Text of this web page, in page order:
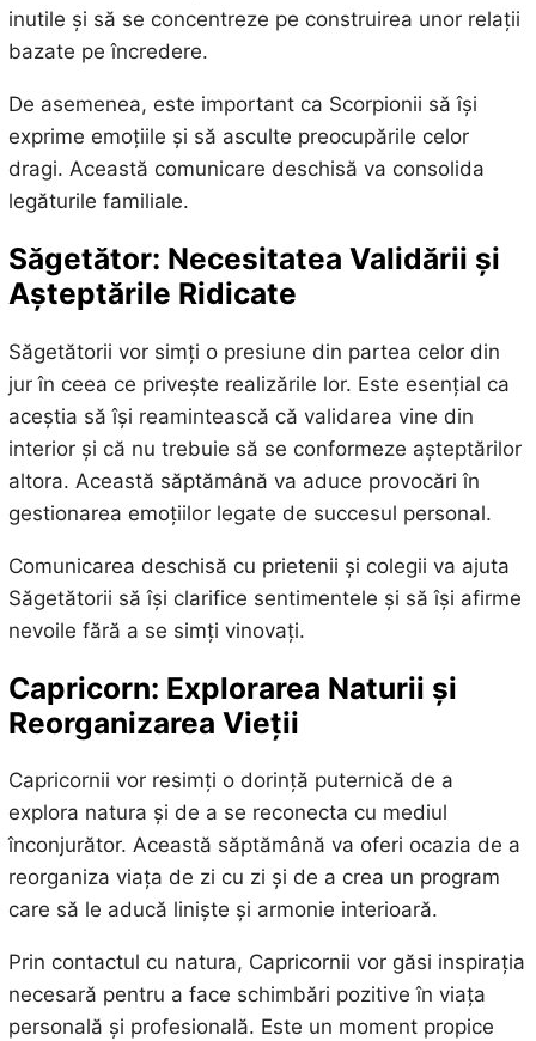
inutile și să se concentreze pe construirea unor relații
bazate pe încredere.
De asemenea, este important ca Scorpionii să își
exprime emoțiile și să asculte preocupările celor
dragi. Această comunicare deschisă va consolida
legăturile familiale.
Săgetător: Necesitatea Validării și
Așteptările Ridicate
Săgetătorii vor simți o presiune din partea celor din
jur în ceea ce privește realizările lor. Este esențial ca
aceștia să își reamintească că validarea vine din
interior și că nu trebuie să se conformeze așteptărilor
altora. Această săptămână va aduce provocări în
gestionarea emoțiilor legate de succesul personal.
Comunicarea deschisă cu prietenii și colegii va ajuta
Săgetătorii să își clarifice sentimentele și să își afirme
nevoile fără a se simți vinovați.
Capricorn: Explorarea Naturii și
Reorganizarea Vieții
Capricornii vor resimți o dorință puternică de a
explora natura și de a se reconecta cu mediul
înconjurător. Această săptămână va oferi ocazia de a
reorganiza viața de zi cu zi și de a crea un program
care să le aducă liniște și armonie interioară.
Prin contactul cu natura, Capricornii vor găsi inspirația
necesară pentru a face schimbări pozitive în viața
personală și profesională. Este un moment propice